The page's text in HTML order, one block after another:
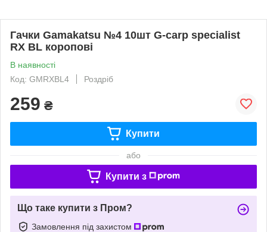
Гачки Gamakatsu №4 10шт G-carp specialist
RX BL коропові
В наявності
Код: GMRXBL4
Роздріб
259 ₴
Купити
або
Купити з
Що таке купити з Пром?
Замовлення під захистом